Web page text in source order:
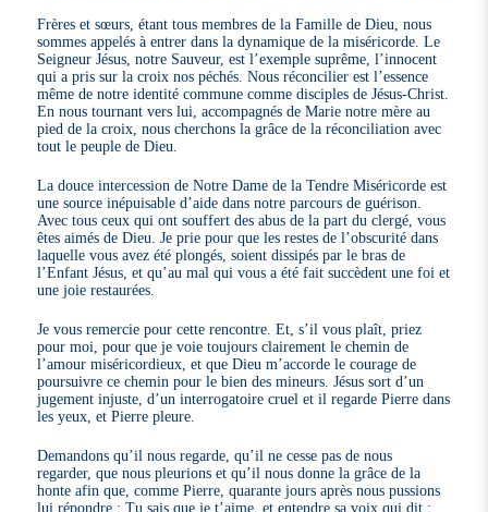
Frères et sœurs, étant tous membres de la Famille de Dieu, nous
sommes appelés à entrer dans la dynamique de la miséricorde. Le
Seigneur Jésus, notre Sauveur, est l’exemple suprême, l’innocent
qui a pris sur la croix nos péchés. Nous réconcilier est l’essence
même de notre identité commune comme disciples de Jésus-Christ.
En nous tournant vers lui, accompagnés de Marie notre mère au
pied de la croix, nous cherchons la grâce de la réconciliation avec
tout le peuple de Dieu.
La douce intercession de Notre Dame de la Tendre Miséricorde est
une source inépuisable d’aide dans notre parcours de guérison.
Avec tous ceux qui ont souffert des abus de la part du clergé, vous
êtes aimés de Dieu. Je prie pour que les restes de l’obscurité dans
laquelle vous avez été plongés, soient dissipés par le bras de
l’Enfant Jésus, et qu’au mal qui vous a été fait succèdent une foi et
une joie restaurées.
Je vous remercie pour cette rencontre. Et, s’il vous plaît, priez
pour moi, pour que je voie toujours clairement le chemin de
l’amour miséricordieux, et que Dieu m’accorde le courage de
poursuivre ce chemin pour le bien des mineurs. Jésus sort d’un
jugement injuste, d’un interrogatoire cruel et il regarde Pierre dans
les yeux, et Pierre pleure.
Demandons qu’il nous regarde, qu’il ne cesse pas de nous
regarder, que nous pleurions et qu’il nous donne la grâce de la
honte afin que, comme Pierre, quarante jours après nous pussions
lui répondre : Tu sais que je t’aime, et entendre sa voix qui dit :